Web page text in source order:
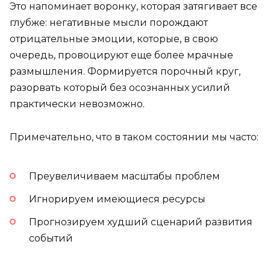
Это напоминает воронку, которая затягивает все
глубже: негативные мысли порождают
отрицательные эмоции, которые, в свою
очередь, провоцируют еще более мрачные
размышления. Формируется порочный круг,
разорвать который без осознанных усилий
практически невозможно.
Примечательно, что в таком состоянии мы часто:
Преувеличиваем масштабы проблем
Игнорируем имеющиеся ресурсы
Прогнозируем худший сценарий развития
событий